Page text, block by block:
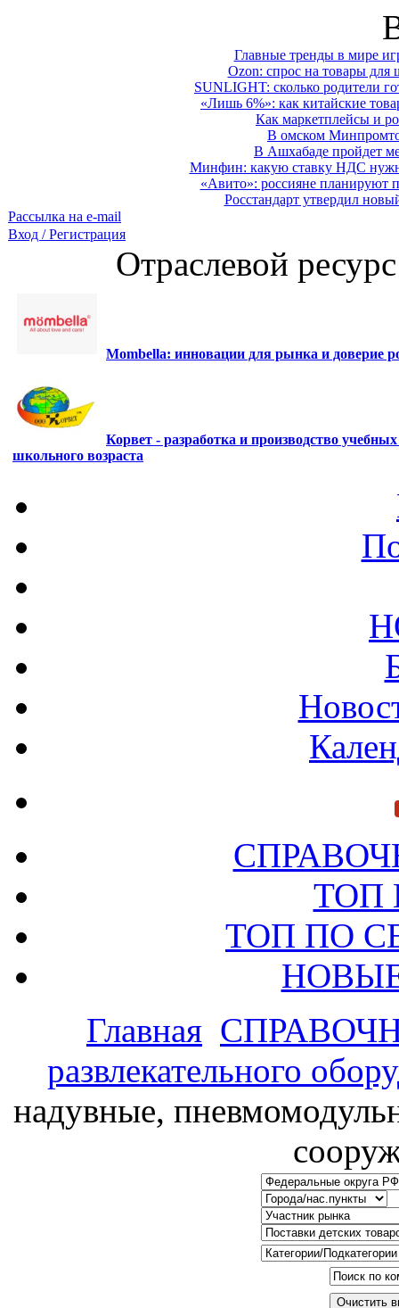
Главные тренды в мире
Ozon: спрос на товары для
SUNLIGHT: сколько родители
«Лишь 6%»: как китайские
Как маркетплейсы и
В омском
В Ашхабаде пройдет
Минфин: какую ставку НДС
«Авито»: россияне планируют
Росстандарт утвердил
Рассылка на e-mail
Вход / Регистрация
Отраслевой
Mombella: инновации для рынка и доверие
Корвет - разработка и производство
школьного возраста
ТОП
ТОП ПО
Главная
развлекательного
надувные,